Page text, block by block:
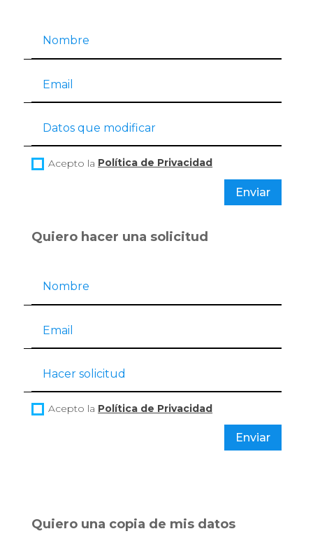
Acepto la Política de Privacidad
Enviar
Quiero hacer una solicitud
Acepto la Política de Privacidad
Enviar
Quiero una copia de mis datos